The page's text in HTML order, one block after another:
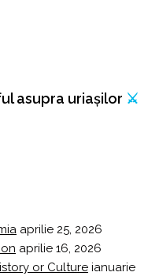
asupra uriașilor ⚔️
aprilie 25, 2026
aprilie 16, 2026
or Culture ianuarie